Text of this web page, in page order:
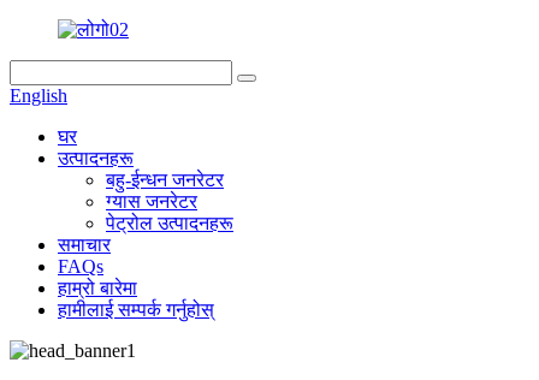
English
घर
उत्पादनहरू
बहु-ईन्धन जनरेटर
ग्यास जनरेटर
पेट्रोल उत्पादनहरू
समाचार
FAQs
हाम्रो बारेमा
हामीलाई सम्पर्क गर्नुहोस्